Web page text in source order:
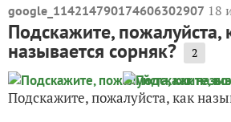
google_114214790174606302907 18
Подскажите, пожалуйста,
называется сорняк? 2
Подскажите, пожалуйста, как